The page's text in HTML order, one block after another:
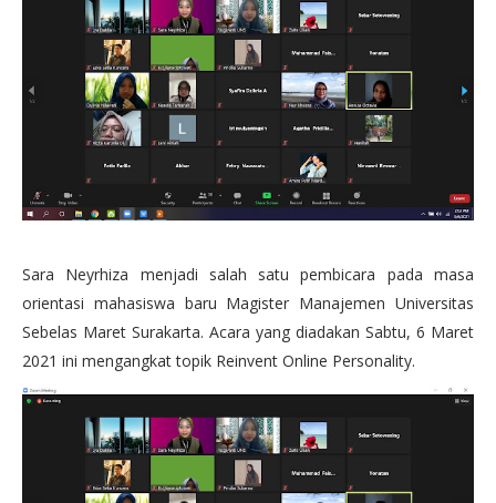
Sara Neyrhiza menjadi salah satu pembicara pada masa
orientasi mahasiswa baru Magister Manajemen Universitas
Sebelas Maret Surakarta. Acara yang diadakan Sabtu, 6 Maret
2021 ini mengangkat topik Reinvent Online Personality.